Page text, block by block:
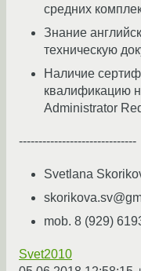
средних
Знание
техническую
Наличие
квалификацию
Administrator
------------------------------
Svetlana
mob. 8 (929)
Svet2010